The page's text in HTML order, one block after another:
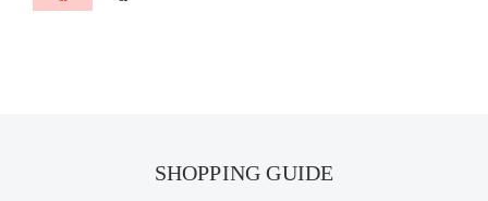
SHOPPING GUIDE